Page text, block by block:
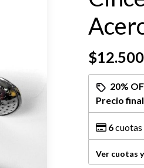
20%
Precio
6cuotas
Ver cuotas